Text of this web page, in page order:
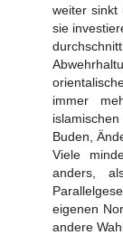
weiter sinkt
sie
immer
Buden,
Viele
anders,
eigenen
andere